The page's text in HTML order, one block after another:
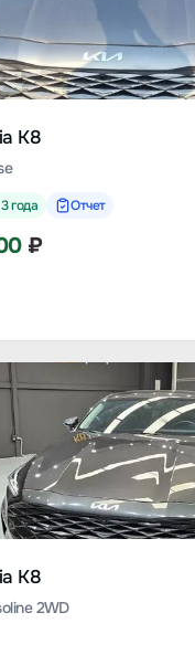
K8
года Отчет
₽
K8
2WD